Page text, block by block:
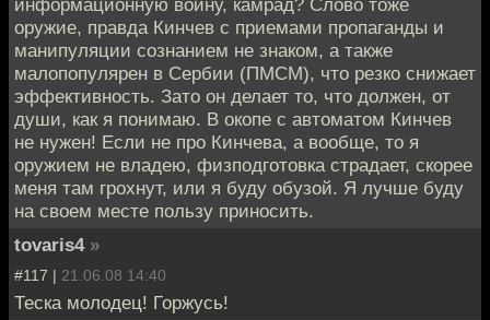
информационную войну, камрад? Слово тоже
оружие, правда Кинчев с приемами пропаганды и
манипуляции сознанием не знаком, а также
малопопулярен в Сербии (ПМСМ), что резко снижает
эффективность. Зато он делает то, что должен, от
души, как я понимаю. В окопе с автоматом Кинчев
не нужен! Если не про Кинчева, а вообще, то я
оружием не владею, физподготовка страдает, скорее
меня там грохнут, или я буду обузой. Я лучше буду
на своем месте пользу приносить.
tovaris4 »
#117 | 21.06.08 14:40
Теска молодец! Горжусь!